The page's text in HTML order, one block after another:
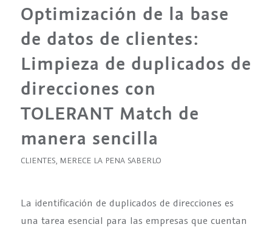
Optimización de la base
de datos de clientes:
Limpieza de duplicados de
direcciones con
TOLERANT Match de
manera sencilla
CLIENTES, MERECE LA PENA SABERLO
La identificación de duplicados de direcciones es
una tarea esencial para las empresas que cuentan